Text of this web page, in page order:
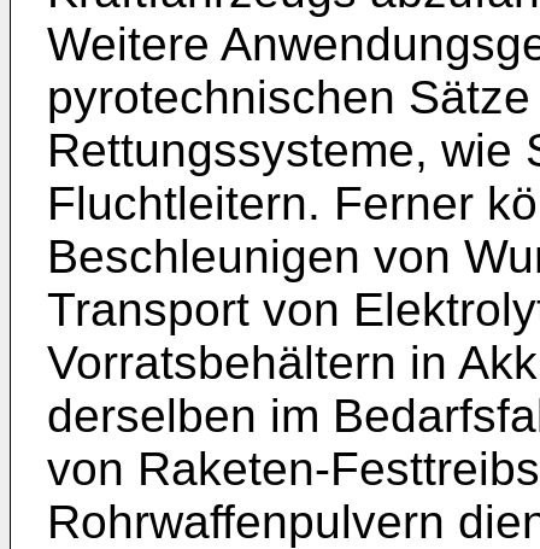
Weitere
pyrotechnischen
Rettungssysteme, wie
Fluchtleitern. Ferner
Beschleunigen von
Transport von
Vorratsbehältern in
derselben im
von Raketen-
Rohrwaffenpulvern